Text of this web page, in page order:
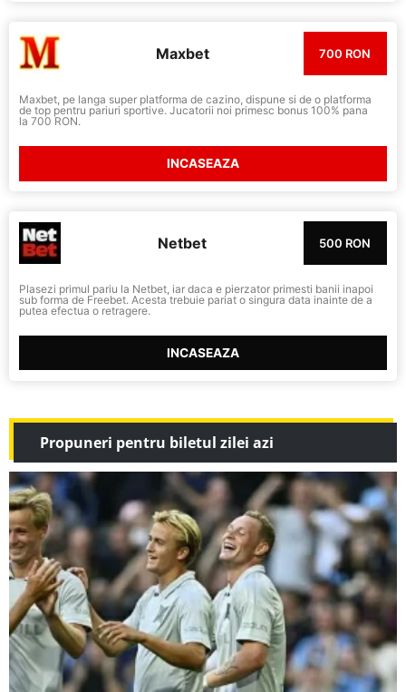
Maxbet 700 RON
Maxbet, pe langa super platforma de cazino, dispune si de o platforma
de top pentru pariuri sportive. Jucatorii noi primesc bonus 100% pana
la 700 RON.
INCASEAZA
Netbet 500 RON
Plasezi primul pariu la Netbet, iar daca e pierzator primesti banii inapoi
sub forma de Freebet. Acesta trebuie pariat o singura data inainte de a
putea efectua o retragere.
INCASEAZA
Propuneri pentru biletul zilei azi